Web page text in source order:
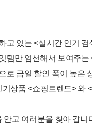
고 있는 <실시간 인기 검
템만 엄선해서 보여주는
로 금일 할인 폭이 높은
상품 <쇼핑트렌드> 와
안고 여러분을 찾아 갑니